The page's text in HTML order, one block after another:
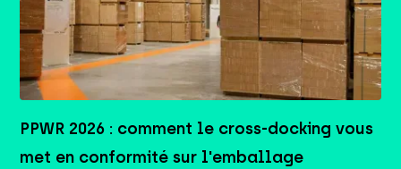
PPWR 2026 : comment le cross-docking vous
met en conformité sur l'emballage